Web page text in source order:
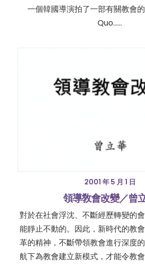
一個韓國導演拍了一部有關教會
Quo……
2001 年 5 月 1 日
領導敎會改變／曾
對於在社會浮沈、不斷經歷轉變的
能靜止不動的。因此，新時代的教
革的精神，不斷帶領教會進行深度
航下為教會建立新模式，才能令教